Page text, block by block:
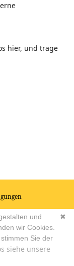
hier, und trage
Vidya Community -
by
✖
und
wir Cookies.
Sie der
siehe unsere